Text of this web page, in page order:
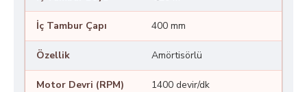
İç Tambur Çapı 400 mm
Özellik Amörtisörlü
Motor Devri (RPM) 1400 devir/dk